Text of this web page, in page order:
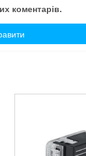
коментарів.